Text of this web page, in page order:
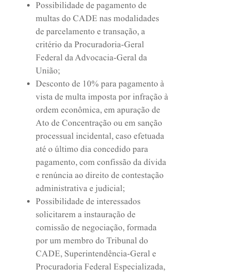
Possibilidade de pagamento de
multas do CADE nas modalidades
de parcelamento e transação, a
critério da Procuradoria-Geral
Federal da Advocacia-Geral da
União;
Desconto de 10% para pagamento à
vista de multa imposta por infração à
ordem econômica, em apuração de
Ato de Concentração ou em sanção
processual incidental, caso efetuada
até o último dia concedido para
pagamento, com confissão da dívida
e renúncia ao direito de contestação
administrativa e judicial;
Possibilidade de interessados
solicitarem a instauração de
comissão de negociação, formada
por um membro do Tribunal do
CADE, Superintendência-Geral e
Procuradoria Federal Especializada,